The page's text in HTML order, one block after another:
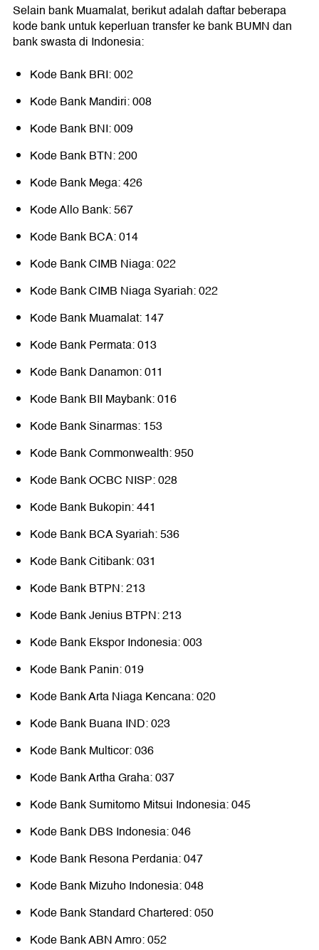
Selain bank Muamalat, berikut adalah daftar beberapa
kode bank untuk keperluan transfer ke bank BUMN dan
bank swasta di Indonesia:
Kode Bank BRI: 002
Kode Bank Mandiri: 008
Kode Bank BNI: 009
Kode Bank BTN: 200
Kode Bank Mega: 426
Kode Allo Bank: 567
Kode Bank BCA: 014
Kode Bank CIMB Niaga: 022
Kode Bank CIMB Niaga Syariah: 022
Kode Bank Muamalat: 147
Kode Bank Permata: 013
Kode Bank Danamon: 011
Kode Bank BII Maybank: 016
Kode Bank Sinarmas: 153
Kode Bank Commonwealth: 950
Kode Bank OCBC NISP: 028
Kode Bank Bukopin: 441
Kode Bank BCA Syariah: 536
Kode Bank Citibank: 031
Kode Bank BTPN: 213
Kode Bank Jenius BTPN: 213
Kode Bank Ekspor Indonesia: 003
Kode Bank Panin: 019
Kode Bank Arta Niaga Kencana: 020
Kode Bank Buana IND: 023
Kode Bank Multicor: 036
Kode Bank Artha Graha: 037
Kode Bank Sumitomo Mitsui Indonesia: 045
Kode Bank DBS Indonesia: 046
Kode Bank Resona Perdania: 047
Kode Bank Mizuho Indonesia: 048
Kode Bank Standard Chartered: 050
Kode Bank ABN Amro: 052